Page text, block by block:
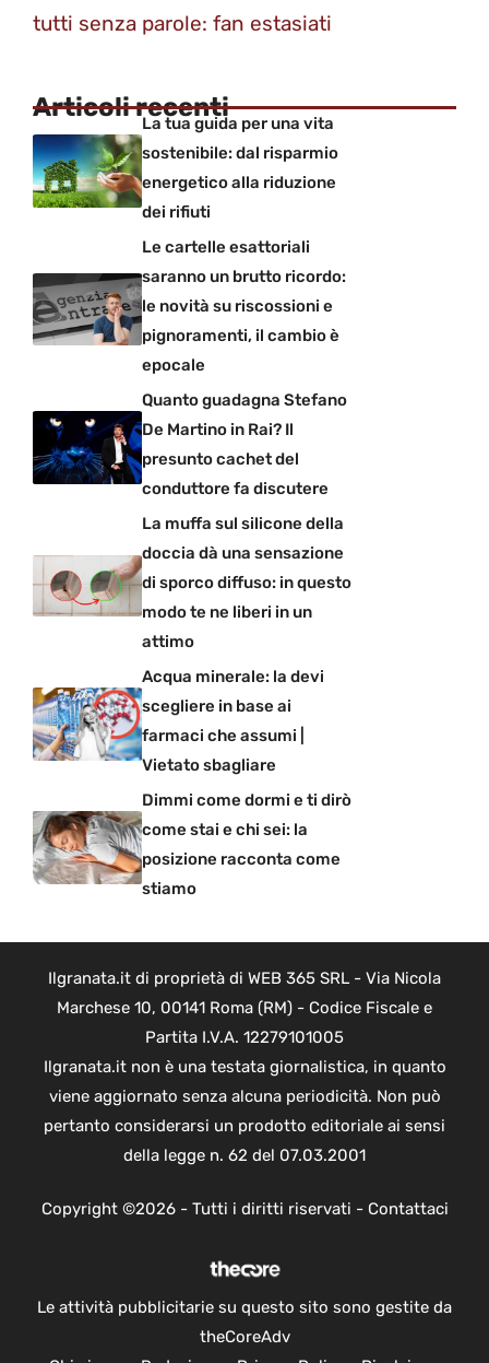
tutti senza parole: fan estasiati
Articoli recenti
La tua guida per una vita
sostenibile: dal risparmio
energetico alla riduzione
dei rifiuti
Le cartelle esattoriali
saranno un brutto ricordo:
le novità su riscossioni e
pignoramenti, il cambio è
epocale
Quanto guadagna Stefano
De Martino in Rai? Il
presunto cachet del
conduttore fa discutere
La muffa sul silicone della
doccia dà una sensazione
di sporco diffuso: in questo
modo te ne liberi in un
attimo
Acqua minerale: la devi
scegliere in base ai
farmaci che assumi |
Vietato sbagliare
Dimmi come dormi e ti dirò
come stai e chi sei: la
posizione racconta come
stiamo
Ilgranata.it di proprietà di WEB 365 SRL - Via Nicola
Marchese 10, 00141 Roma (RM) - Codice Fiscale e
Partita I.V.A. 12279101005
Ilgranata.it non è una testata giornalistica, in quanto
viene aggiornato senza alcuna periodicità. Non può
pertanto considerarsi un prodotto editoriale ai sensi
della legge n. 62 del 07.03.2001
Copyright ©2026 - Tutti i diritti riservati - Contattaci
Le attività pubblicitarie su questo sito sono gestite da
theCoreAdv